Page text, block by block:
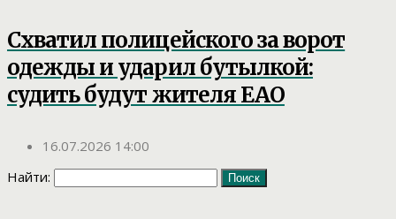
Схватил полицейского за ворот
одежды и ударил бутылкой:
судить будут жителя ЕАО
16.07.2026 14:00
Найти: